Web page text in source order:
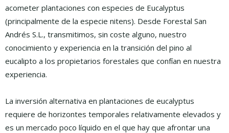
acometer plantaciones con especies de Eucalyptus
(principalmente de la especie nitens). Desde Forestal San
Andrés S.L., transmitimos, sin coste alguno, nuestro
conocimiento y experiencia en la transición del pino al
eucalipto a los propietarios forestales que confían en nuestra
experiencia.
La inversión alternativa en plantaciones de eucalyptus
requiere de horizontes temporales relativamente elevados y
es un mercado poco líquido en el que hay que afrontar una